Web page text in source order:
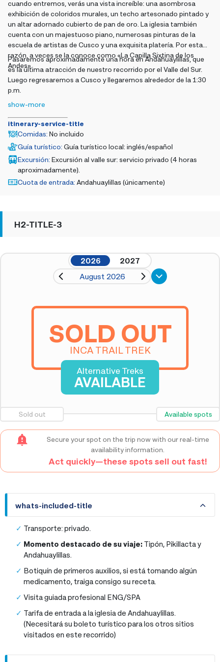
cuando entremos, verás una vista increíble: una asombrosa
exhibición de coloridos murales, un techo artesonado pintado y
un altar adornado cubierto de pan de oro. La iglesia también
cuenta con un majestuoso piano, numerosas pinturas de la
escuela de artistas de Cusco y una exquisita platería. Por esta
razón, a veces se la conoce como «La Capilla Sixtina de los
Andes».
Pasaremos aproximadamente una hora en Andahuaylillas, que
es la última atracción de nuestro recorrido por el Valle del Sur.
Luego regresaremos a Cusco y llegaremos alrededor de la 1:30
p.m.
show-more
itinerary-service-title
Comidas: No incluido
Guía turístico: Guía turístico local: inglés/español
Excursión: Excursión al valle sur: servicio privado (4 horas
aproximadamente).
Cuota de entrada: Andahuaylillas (únicamente)
H2-TITLE-3
2026
2027
August 2026
SOLD OUT
INCA TRAIL TREK
Alternative Treks
AVAILABLE
Sold out Available spots
Secure your spot on the trip now with our real-time
availability information.
Act quickly—these spots sell out fast!
whats-included-title
whats-included-title
Transporte: privado.
Momento destacado de su viaje: Tipón, Pikillacta y
Andahuaylillas.
Botiquín de primeros auxilios, si está tomando algún
medicamento, traiga consigo su receta.
Visita guiada profesional ENG/SPA
Tarifa de entrada a la iglesia de Andahuaylillas.
(Necesitará su boleto turístico para los otros sitios
visitados en este recorrido)